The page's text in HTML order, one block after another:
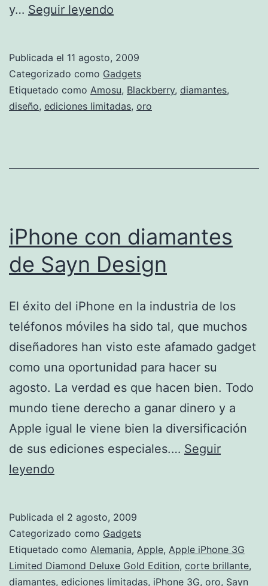
y… Seguir leyendo
los
diamantes
Publicada el 11 agosto, 2009
Categorizado como Gadgets
Etiquetado como Amosu, Blackberry, diamantes,
diseño, ediciones limitadas, oro
iPhone con diamantes
de Sayn Design
El éxito del iPhone en la industria de los
teléfonos móviles ha sido tal, que muchos
diseñadores han visto este afamado gadget
como una oportunidad para hacer su
agosto. La verdad es que hacen bien. Todo
mundo tiene derecho a ganar dinero y a
Apple igual le viene bien la diversificación
de sus ediciones especiales.… Seguir
leyendo
de
Sayn
Design
Publicada el 2 agosto, 2009
Categorizado como Gadgets
Etiquetado como Alemania, Apple, Apple iPhone 3G
Limited Diamond Deluxe Gold Edition, corte brillante,
diamantes, ediciones limitadas, iPhone 3G, oro, Sayn